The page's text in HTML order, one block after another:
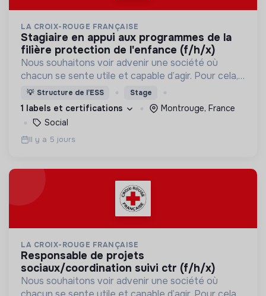
LA CROIX-ROUGE FRANÇAISE
stagiaire en appui aux programmes de la
filière protection de l'enfance (f/h/x)
Nous souhaitons voir advenir une société où
chacun se sente utile et capable d’agir. Pour cela,
nous proposons des moyens et des lieux
d’engagement innovants et adaptés à tous.
💡 Structure de l’ESS Stage
1 labels et certifications
Montrouge, France
Social
Il y a 5 jours
LA CROIX-ROUGE FRANÇAISE
responsable de projets
sociaux/coordination suivi ctr (f/h/x)
Nous souhaitons voir advenir une société où